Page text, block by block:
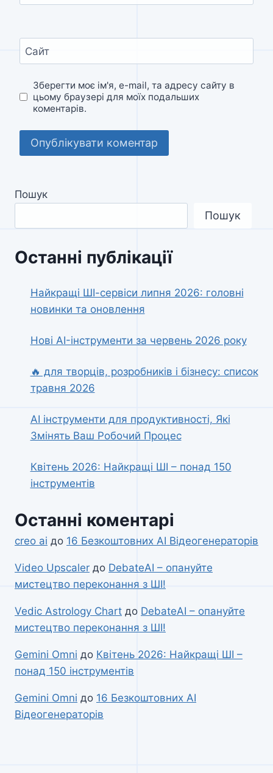
Сайт
Зберегти моє ім'я, e-mail, та адресу сайту в
цьому браузері для моїх подальших
коментарів.
Пошук
Пошук
Останні публікації
Найкращі ШІ-сервіси липня 2026: головні
новинки та оновлення
Нові AI-інструменти за червень 2026 року
🔥 для творців, розробників і бізнесу: список
травня 2026
AI інструменти для продуктивності, Які
Змінять Ваш Робочий Процес
Квітень 2026: Найкращі ШІ – понад 150
інструментів
Останні коментарі
creo ai до 16 Безкоштовних AI Відеогенераторів
Video Upscaler до DebateAI – опануйте
мистецтво переконання з ШІ!
Vedic Astrology Chart до DebateAI – опануйте
мистецтво переконання з ШІ!
Gemini Omni до Квітень 2026: Найкращі ШІ –
понад 150 інструментів
Gemini Omni до 16 Безкоштовних AI
Відеогенераторів